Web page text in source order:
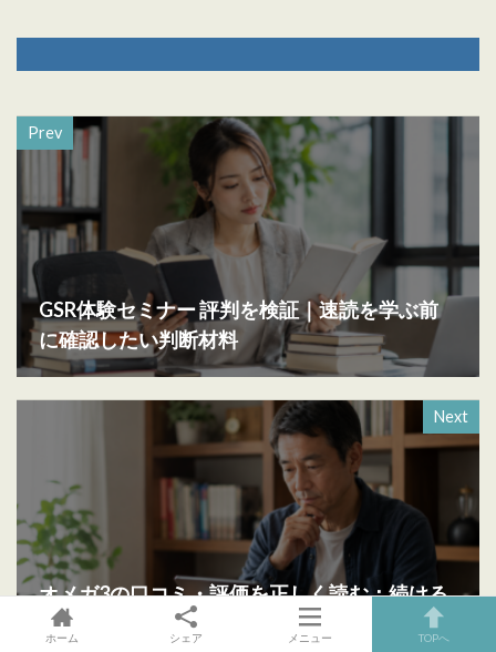
Prev
GSR体験セミナー 評判を検証｜速読を学ぶ前
に確認したい判断材料
Next
オメガ3の口コミ・評価を正しく読む：続ける
人が選ぶ理由と長期投資の視点
ホーム シェア メニュー TOPへ